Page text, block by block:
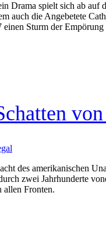
Drama spielt sich ab auf
auch die Angebetete
Sturm der Empörung
des amerikanischen
zwei Jahrhunderte
allen Fronten.